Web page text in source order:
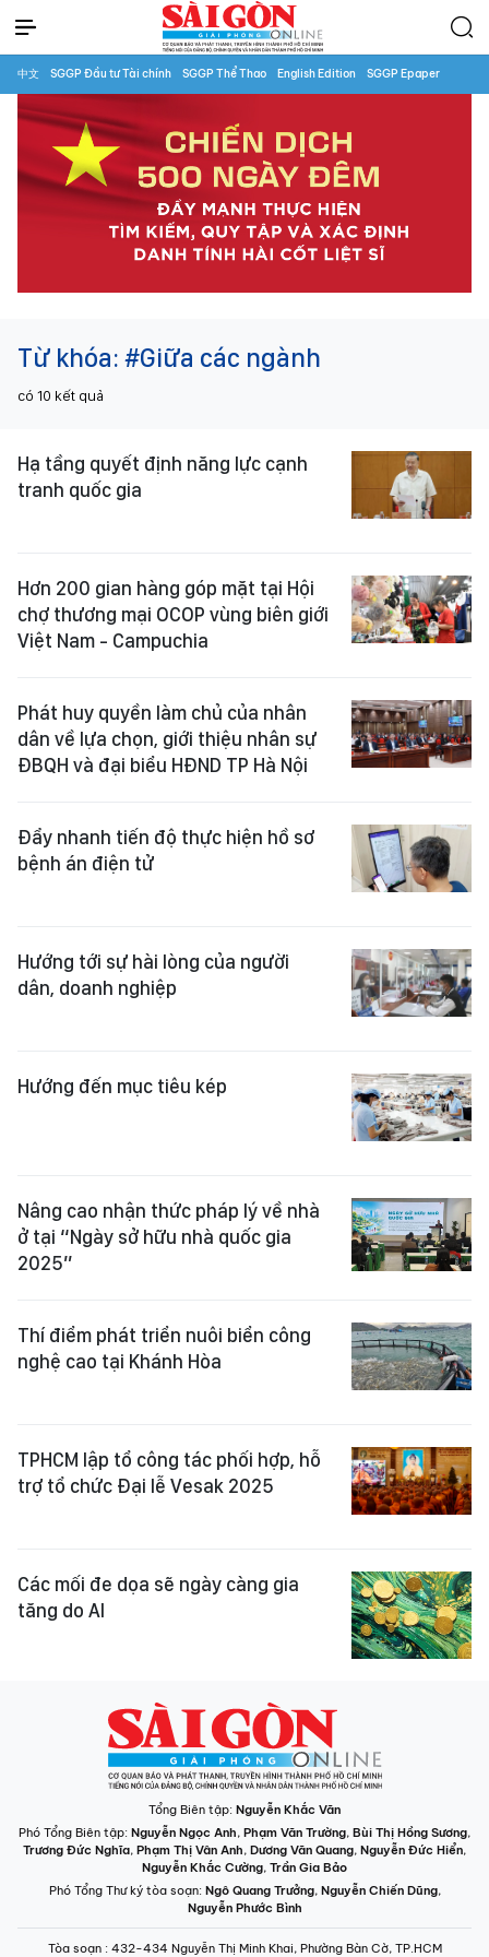
中文 SGGP Đầu tư Tài chính SGGP Thể Thao English Edition SGGP Epaper
Từ khóa: #Giữa các ngành
có 10 kết quả
Hạ tầng quyết định năng lực cạnh
tranh quốc gia
Hơn 200 gian hàng góp mặt tại Hội
chợ thương mại OCOP vùng biên giới
Việt Nam - Campuchia
Phát huy quyền làm chủ của nhân
dân về lựa chọn, giới thiệu nhân sự
ĐBQH và đại biểu HĐND TP Hà Nội
Đẩy nhanh tiến độ thực hiện hồ sơ
bệnh án điện tử
Hướng tới sự hài lòng của người
dân, doanh nghiệp
Hướng đến mục tiêu kép
Nâng cao nhận thức pháp lý về nhà
ở tại “Ngày sở hữu nhà quốc gia
2025”
Thí điểm phát triển nuôi biển công
nghệ cao tại Khánh Hòa
TPHCM lập tổ công tác phối hợp, hỗ
trợ tổ chức Đại lễ Vesak 2025
Các mối đe dọa sẽ ngày càng gia
tăng do AI
Tổng Biên tập: Nguyễn Khắc Văn
Phó Tổng Biên tập: Nguyễn Ngọc Anh, Phạm Văn Trường, Bùi Thị Hồng Sương,
Trương Đức Nghĩa, Phạm Thị Vân Anh, Dương Văn Quang, Nguyễn Đức Hiển,
Nguyễn Khắc Cường, Trần Gia Bảo
Phó Tổng Thư ký tòa soạn: Ngô Quang Trưởng, Nguyễn Chiến Dũng,
Nguyễn Phước Bình
Tòa soạn : 432-434 Nguyễn Thị Minh Khai, Phường Bàn Cờ, TP.HCM